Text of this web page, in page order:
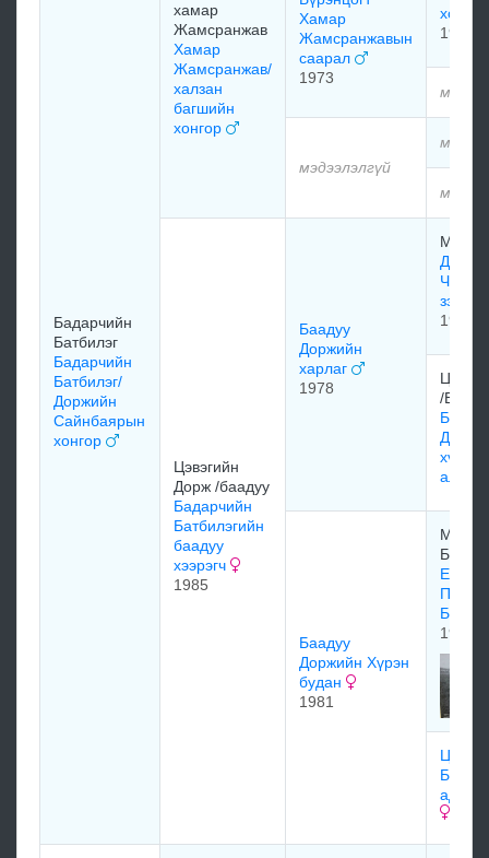
Бадарчийн
Батбилэг
Бадарчийн
Батбилэг/
Доржийн
Сайнбаярын
хонгор
хамар
Жамсранжав
Хамар
Жамсранжав/
халзан
багшийн
хонгор
Хамар
Жамсранжавын
саарал
1973
1968
мэдээлэлгүй
Цэвэгийн
Дорж /баадуу
Бадарчийн
Батбилэгийн
баадуу
хээрэгч
1985
Баадуу
Доржийн
харлаг
1978
Марав
зээрд
1960
/
алаг
Баадуу
Доржийн Хүрэн
будан
1981
Ембүү
Будан
1974